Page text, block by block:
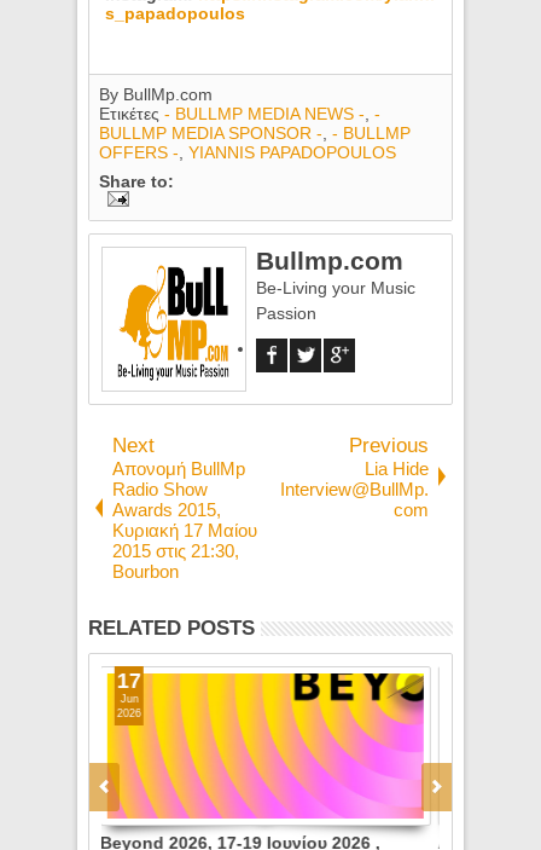
s_papadopoulos
By BullMp.com
Ετικέτες- BULLMP MEDIA NEWS - ,-
BULLMP MEDIA SPONSOR - ,- BULLMP
OFFERS - ,YIANNIS PAPADOPOULOS
Share to:
Bullmp.com
Be-Living your Music
Passion
Next
Απονομή BullMp
Radio Show
Awards 2015,
Κυριακή 17 Μαίου
2015 στις 21:30,
Βourbon
Previous
Lia Hide
Interview@BullMp.
com
RELATED POSTS
ATHENS MUSIC WEEK 2026 6–9 Μαΐου |
05
May
2026